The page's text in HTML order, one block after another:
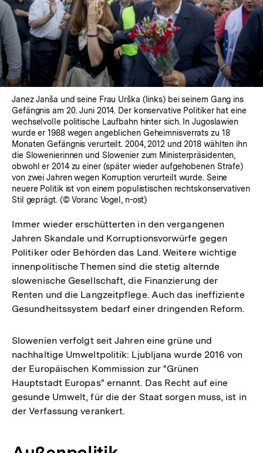
Janez Janša und seine Frau Urška (links) bei seinem Gang ins
Gefängnis am 20. Juni 2014. Der konservative Politiker hat eine
wechselvolle politische Laufbahn hinter sich. In Jugoslawien
wurde er 1988 wegen angeblichen Geheimnisverrats zu 18
Monaten Gefängnis verurteilt. 2004, 2012 und 2018 wählten ihn
die Slowenierinnen und Slowenier zum Ministerpräsidenten,
obwohl er 2014 zu einer (später wieder aufgehobenen Strafe)
von zwei Jahren wegen Korruption verurteilt wurde. Seine
neuere Politik ist von einem populistischen rechtskonservativen
Stil geprägt. (© Voranc Vogel, n-ost)
Immer wieder erschütterten in den vergangenen
Jahren Skandale und Korruptionsvorwürfe gegen
Politiker oder Behörden das Land. Weitere wichtige
innenpolitische Themen sind die stetig alternde
slowenische Gesellschaft, die Finanzierung der
Renten und die Langzeitpflege. Auch das ineffiziente
Gesundheitssystem bedarf einer dringenden Reform.
Slowenien verfolgt seit Jahren eine grüne und
nachhaltige Umweltpolitik: Ljubljana wurde 2016 von
der Europäischen Kommission zur "Grünen
Hauptstadt Europas" ernannt. Das Recht auf eine
gesunde Umwelt, für die der Staat sorgen muss, ist in
der Verfassung verankert.